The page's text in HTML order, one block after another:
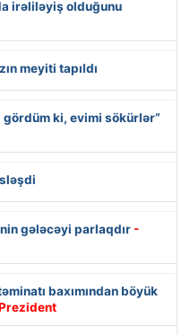
irəliləyiş olduğunu
meyiti tapıldı
gördüm ki, evimi sökürlər”
gələcəyi parlaqdır -
baxımından böyük